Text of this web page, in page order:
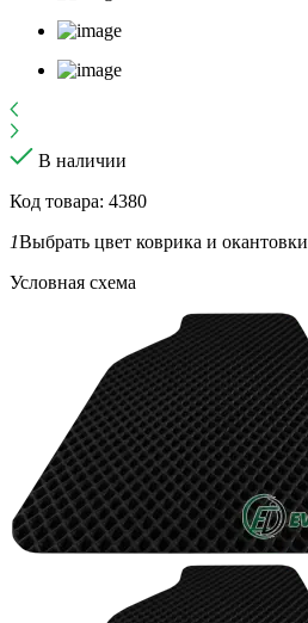
В наличии
Код товара: 4380
1Выбрать цвет коврика и окантовки
Условная схема